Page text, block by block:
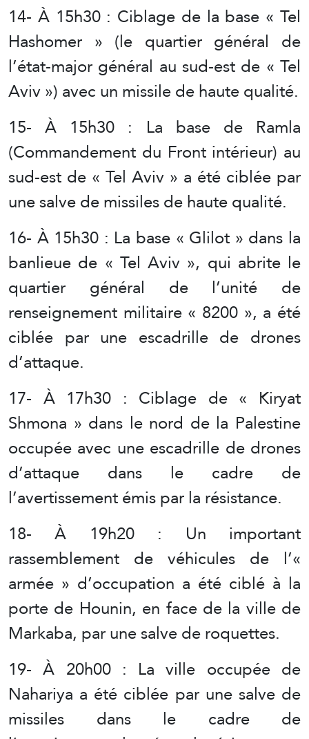
14- À 15h30 : Ciblage de la base « Tel
Hashomer » (le quartier général de
l’état-major général au sud-est de « Tel
Aviv ») avec un missile de haute qualité.
15- À 15h30 : La base de Ramla
(Commandement du Front intérieur) au
sud-est de « Tel Aviv » a été ciblée par
une salve de missiles de haute qualité.
16- À 15h30 : La base « Glilot » dans la
banlieue de « Tel Aviv », qui abrite le
quartier général de l’unité de
renseignement militaire « 8200 », a été
ciblée par une escadrille de drones
d’attaque.
17- À 17h30 : Ciblage de « Kiryat
Shmona » dans le nord de la Palestine
occupée avec une escadrille de drones
d’attaque dans le cadre de
l’avertissement émis par la résistance.
18- À 19h20 : Un important
rassemblement de véhicules de l’«
armée » d’occupation a été ciblé à la
porte de Hounin, en face de la ville de
Markaba, par une salve de roquettes.
19- À 20h00 : La ville occupée de
Nahariya a été ciblée par une salve de
missiles dans le cadre de